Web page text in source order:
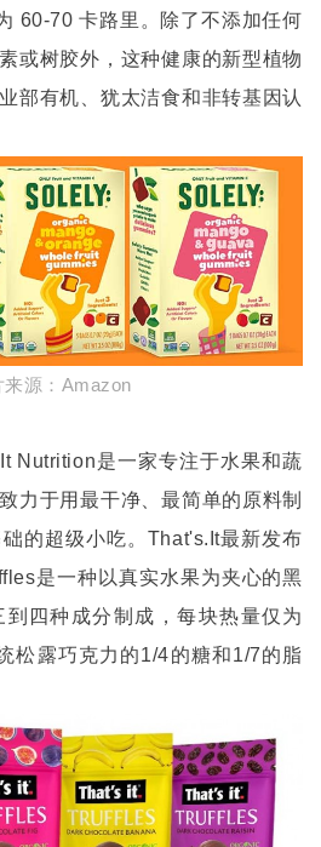
60-70卡路里。除了不添加任何
或树胶外，这种健康的新型植物
部有机、犹太洁食和非转基因认
来源： Amazon
Nutrition是一家专注于水果和蔬
力于用最干净、最简单的原料制
的超级小吃。 That's.It最新发布
是一种以真实水果为夹心的黑
四种成分制成，每块热量仅为
松露巧克力的1/4的糖和1/7的脂